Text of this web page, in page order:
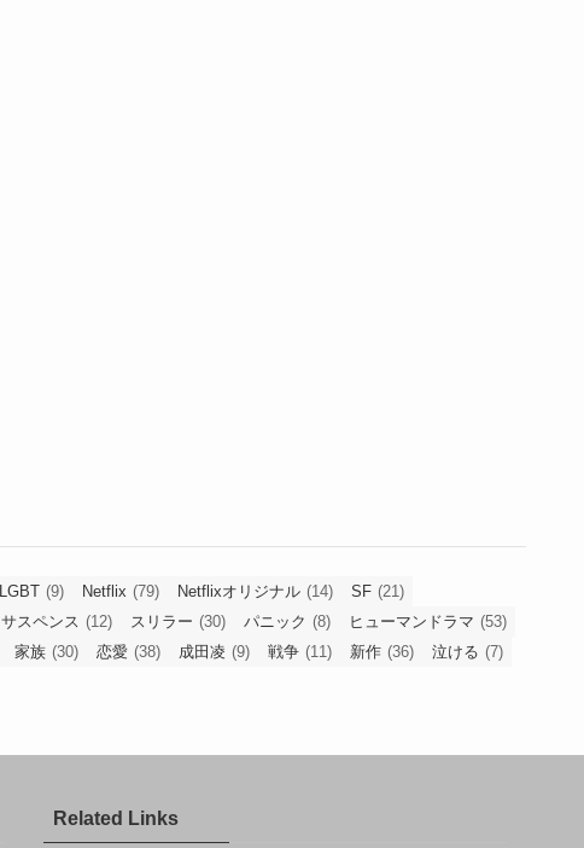
LGBT (9) Netflix (79) Netflixオリジナル (14) SF (21)
サスペンス (12) スリラー (30) パニック (8) ヒューマンドラマ (53)
家族 (30) 恋愛 (38) 成田凌 (9) 戦争 (11) 新作 (36) 泣ける (7)
Related Links